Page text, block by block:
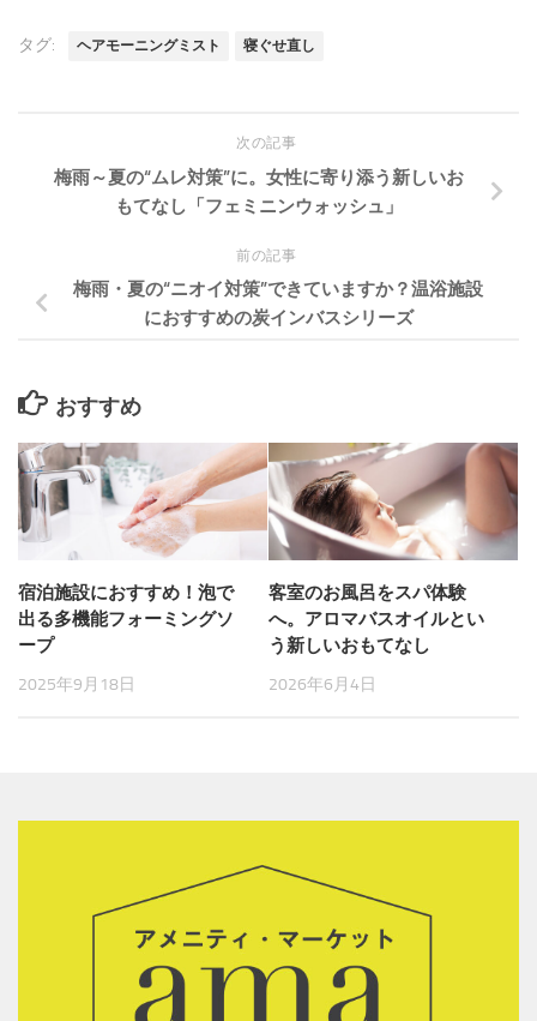
タグ: ヘアモーニングミスト 寝ぐせ直し
次の記事
梅雨～夏の“ムレ対策”に。女性に寄り添う新しいお
もてなし「フェミニンウォッシュ」
前の記事
梅雨・夏の“ニオイ対策”できていますか？温浴施設
におすすめの炭インバスシリーズ
おすすめ
宿泊施設におすすめ！泡で
出る多機能フォーミングソ
ープ
2025年9月18日
客室のお風呂をスパ体験
へ。アロマバスオイルとい
う新しいおもてなし
2026年6月4日